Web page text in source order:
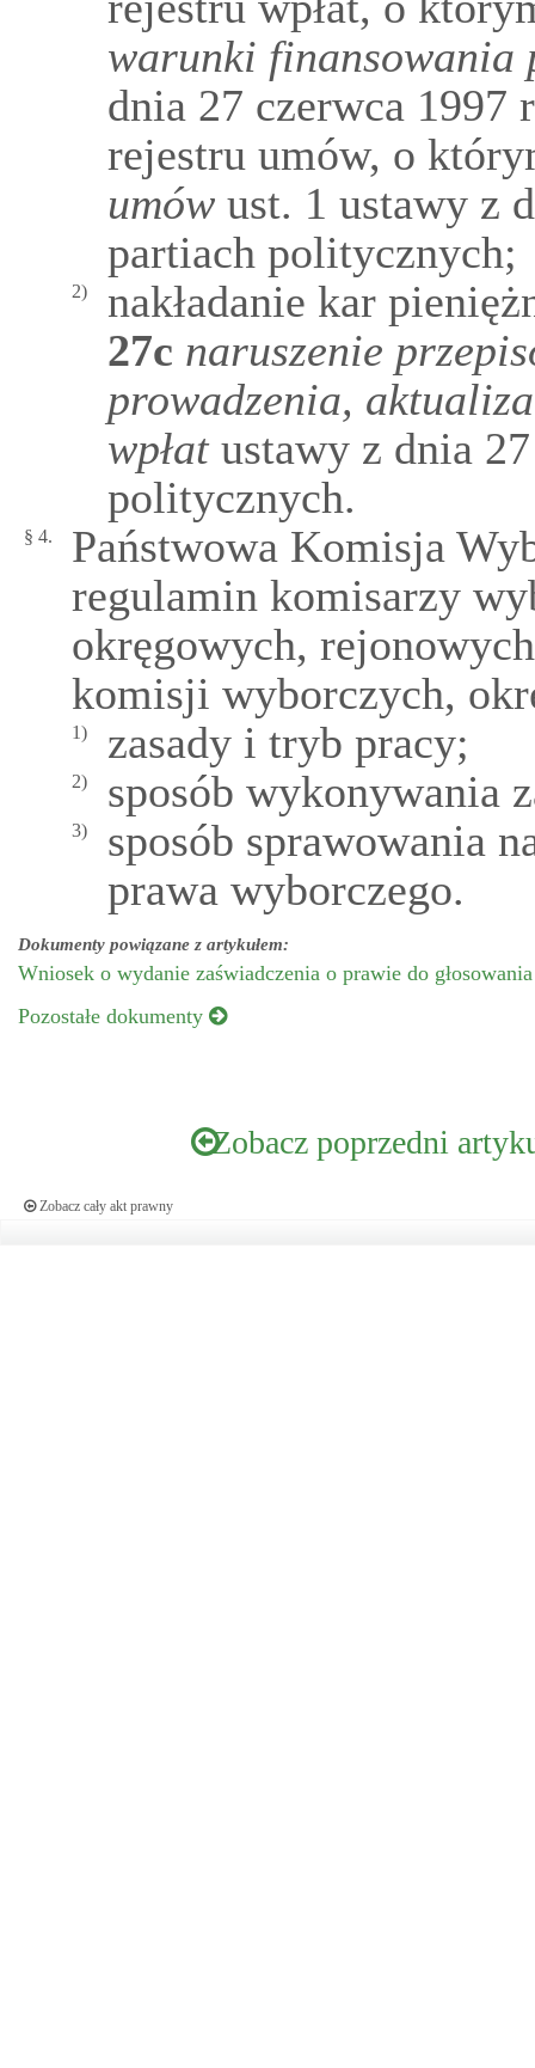
warunki
dnia 27 czerwca 1997
rejestru umów, o
umów ust. 1 ustawy z
partiach politycznych;
2)
nakładanie kar
27c naruszenie
prowadzenia,
wpłatustawy z dnia
politycznych.
§ 4.
Państwowa Komisja
regulamin komisarzy
okręgowych,
komisji wyborczych,
1) zasady i tryb pracy;
2) sposób wykonywania
3)
sposób sprawowania
prawa wyborczego.
Dokumenty powiązane z artykułem:
Wniosek o wydanie zaświadczenia o prawie do
Pozostałe dokumenty
Zobacz poprzedni
Zobacz cały akt prawny